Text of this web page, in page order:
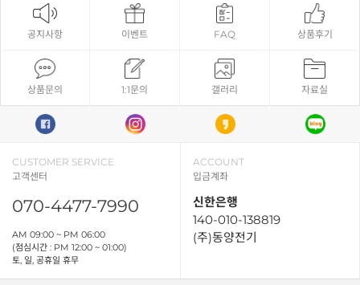
공지사항 이벤트 FAQ 상품후기
상품문의 1:1문의 갤러리 자료실
CUSTOMER SERVICE
고객센터
070-4477-7990
AM 09:00 ~ PM 06:00
(점심시간 : PM 12:00 ~ 01:00)
토, 일, 공휴일 휴무
ACCOUNT
입금계좌
신한은행
140-010-138819
(주)동양전기